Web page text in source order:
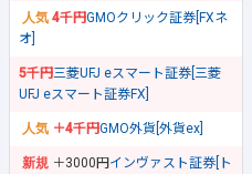
4千円GMOクリック証券[FXネ
オ]
5千円三菱UFJ eスマート証券[三菱
UFJ eスマート証券FX]
＋4千円GMO外貨[外貨ex]
＋3000円 インヴァスト証券[ト